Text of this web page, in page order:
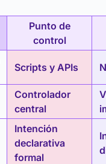
Punto de
control
Scripts y APIs
Controlador
central
Intención
declarativa
formal